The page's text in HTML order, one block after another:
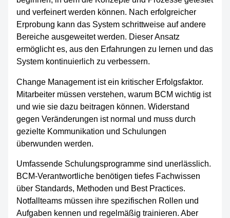
und verfeinert werden können. Nach erfolgreicher
Erprobung kann das System schrittweise auf andere
Bereiche ausgeweitet werden. Dieser Ansatz
ermöglicht es, aus den Erfahrungen zu lernen und das
System kontinuierlich zu verbessern.
Change Management ist ein kritischer Erfolgsfaktor.
Mitarbeiter müssen verstehen, warum BCM wichtig ist
und wie sie dazu beitragen können. Widerstand
gegen Veränderungen ist normal und muss durch
gezielte Kommunikation und Schulungen
überwunden werden.
Umfassende Schulungsprogramme sind unerlässlich.
BCM-Verantwortliche benötigen tiefes Fachwissen
über Standards, Methoden und Best Practices.
Notfallteams müssen ihre spezifischen Rollen und
Aufgaben kennen und regelmäßig trainieren. Aber